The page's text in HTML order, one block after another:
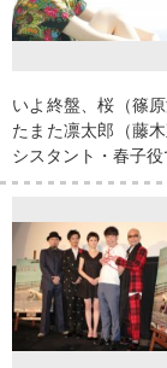
いよ終盤、桜（篠
たまた凛太郎（藤
シスタント・春子役